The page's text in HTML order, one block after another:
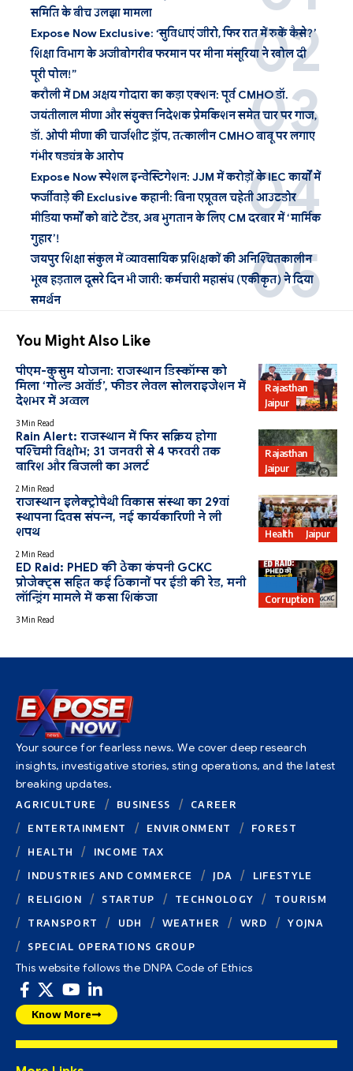
समिति के बीच उलझा मामला
Expose Now Exclusive: ‘सुविधाएं जीरो, फिर रात में रुकें कैसे?’
शिक्षा विभाग के अजीबोगरीब फरमान पर मीना मंसूरिया ने खोल दी
पूरी पोल!”
करौली में DM अक्षय गोदारा का कड़ा एक्शन: पूर्व CMHO डॉ.
जयंतीलाल मीणा और संयुक्त निदेशक प्रेमकिशन समेत चार पर गाज,
डॉ. ओपी मीणा की चार्जशीट ड्रॉप, तत्कालीन CMHO बाबू पर लगाए
गंभीर षड्यंत्र के आरोप
Expose Now स्पेशल इन्वेस्टिगेशन: JJM में करोड़ों के IEC कार्यों में
फर्जीवाड़े की Exclusive कहानी: बिना एप्रूवल चहेती आउटडोर
मीडिया फर्मों को बांटे टेंडर, अब भुगतान के लिए CM दरबार में ‘मार्मिक
गुहार’!
जयपुर शिक्षा संकुल में व्यावसायिक प्रशिक्षकों की अनिश्चितकालीन
भूख हड़ताल दूसरे दिन भी जारी: कर्मचारी महासंघ (एकीकृत) ने दिया
समर्थन
You Might Also Like
Rajasthan
Jaipur
पीएम-कुसुम योजना: राजस्थान डिस्कॉम्स को
मिला ‘गोल्ड अवॉर्ड’, फीडर लेवल सोलराइजेशन में
देशभर में अव्वल
3 Min Read
Rajasthan
Jaipur
Rain Alert: राजस्थान में फिर सक्रिय होगा
पश्चिमी विक्षोभ; 31 जनवरी से 4 फरवरी तक
बारिश और बिजली का अलर्ट
2 Min Read
Health Jaipur
राजस्थान इलेक्ट्रोपैथी विकास संस्था का 29वां
स्थापना दिवस संपन्न, नई कार्यकारिणी ने ली
शपथ
2 Min Read
Corruption
ED Raid: PHED की ठेका कंपनी GCKC
प्रोजेक्ट्स सहित कई ठिकानों पर ईडी की रेड, मनी
लॉन्ड्रिंग मामले में कसा शिकंजा
3 Min Read
Your source for fearless news. We cover deep research
insights, investigative stories, sting operations, and the latest
breaking updates.
AGRICULTURE BUSINESS
CAREER
ENTERTAINMENT
ENVIRONMENT
FOREST
HEALTH
INCOME TAX
INDUSTRIES AND COMMERCE
JDA
LIFESTYLE
RELIGION
STARTUP TECHNOLOGY
TOURISM
TRANSPORT
UDH WEATHER WRD
YOJNA
SPECIAL OPERATIONS GROUP
This website follows the DNPA Code of Ethics
Know More